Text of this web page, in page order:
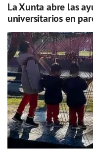
La Xunta abre las
universitarios en